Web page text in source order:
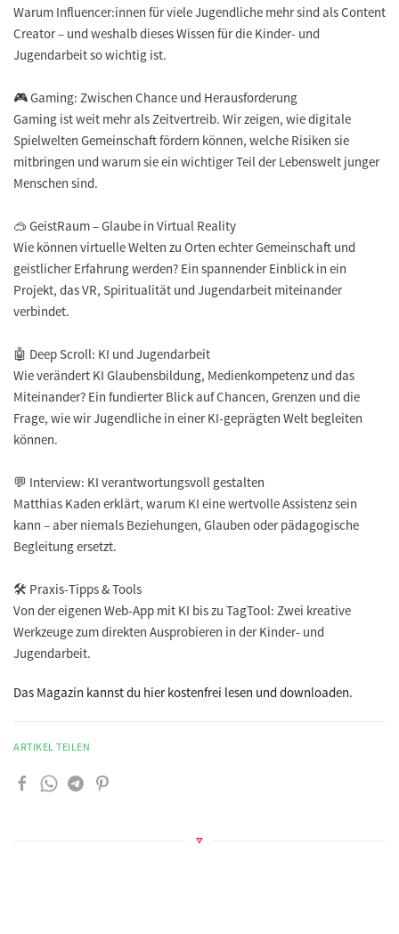
Warum Influencer:innen für viele Jugendliche mehr sind als Content
Creator – und weshalb dieses Wissen für die Kinder- und
Jugendarbeit so wichtig ist.
🎮 Gaming: Zwischen Chance und Herausforderung
Gaming ist weit mehr als Zeitvertreib. Wir zeigen, wie digitale
Spielwelten Gemeinschaft fördern können, welche Risiken sie
mitbringen und warum sie ein wichtiger Teil der Lebenswelt junger
Menschen sind.
🥽 GeistRaum – Glaube in Virtual Reality
Wie können virtuelle Welten zu Orten echter Gemeinschaft und
geistlicher Erfahrung werden? Ein spannender Einblick in ein
Projekt, das VR, Spiritualität und Jugendarbeit miteinander
verbindet.
🤖 Deep Scroll: KI und Jugendarbeit
Wie verändert KI Glaubensbildung, Medienkompetenz und das
Miteinander? Ein fundierter Blick auf Chancen, Grenzen und die
Frage, wie wir Jugendliche in einer KI-geprägten Welt begleiten
können.
💬 Interview: KI verantwortungsvoll gestalten
Matthias Kaden erklärt, warum KI eine wertvolle Assistenz sein
kann – aber niemals Beziehungen, Glauben oder pädagogische
Begleitung ersetzt.
🛠️ Praxis-Tipps & Tools
Von der eigenen Web-App mit KI bis zu TagTool: Zwei kreative
Werkzeuge zum direkten Ausprobieren in der Kinder- und
Jugendarbeit.
Das Magazin kannst du hier kostenfrei lesen und downloaden.
ARTIKEL TEILEN